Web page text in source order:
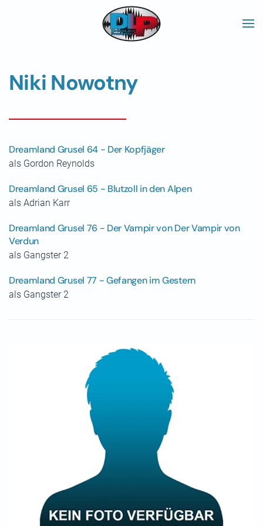
Skip to main content
Niki Nowotny
Dreamland Grusel 64 - Der Kopfjäger
als Gordon Reynolds
Dreamland Grusel 65 - Blutzoll in den Alpen
als Adrian Karr
Dreamland Grusel 76 - Der Vampir von Der Vampir von
Verdun
als Gangster 2
Dreamland Grusel 77 - Gefangen im Gestern
als Gangster 2